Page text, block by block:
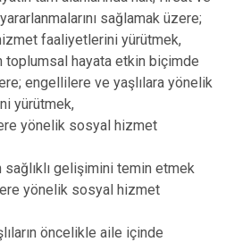
sağlamak üzere;
faaliyetlerini yürütmek,
toplumsal hayata etkin biçimde
engellilere ve yaşlılara yönelik
yürütmek,
yönelik sosyal hizmet
sağlıklı gelişimini temin etmek
yönelik sosyal hizmet
öncelikle aile içinde